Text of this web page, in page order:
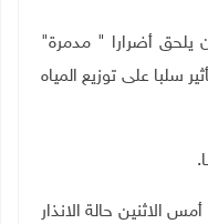
يلحق أضرارا " مدمرة"
سلبا على توزيع المياه
الاثنين حالة الانذار